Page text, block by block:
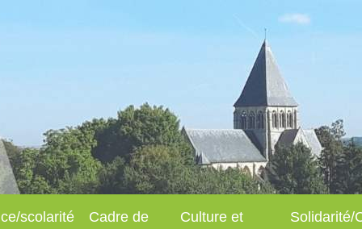
scolarité
Cadre de
Culture et
Solidarité/